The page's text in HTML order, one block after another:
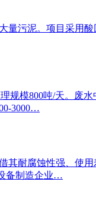
污泥。项目采用
模800吨/天。废
3000…
耐腐蚀性强、使
备制造企业…